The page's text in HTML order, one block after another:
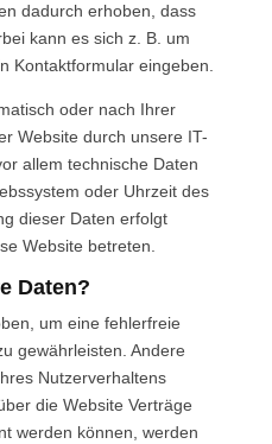
dadurch erhoben, dass
kann es sich z. B. um
Kontaktformular eingeben.
oder nach Ihrer
Website durch unsere IT-
allem technische Daten
oder Uhrzeit des
dieser Daten erfolgt
Website betreten.
Daten?
um eine fehlerfreie
gewährleisten. Andere
Nutzerverhaltens
die Website Verträge
werden können, werden